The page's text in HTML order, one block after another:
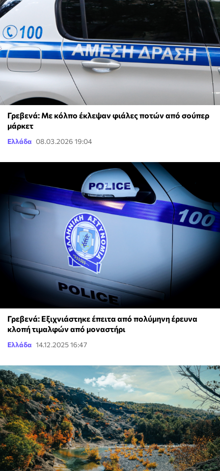
Γρεβενά: Με κόλπο έκλεψαν φιάλες ποτών από σούπερ
μάρκετ
Ελλάδα 08.03.2026 19:04
Γρεβενά: Εξιχνιάστηκε έπειτα από πολύμηνη έρευνα
κλοπή τιμαλφών από μοναστήρι
Ελλάδα 14.12.2025 16:47